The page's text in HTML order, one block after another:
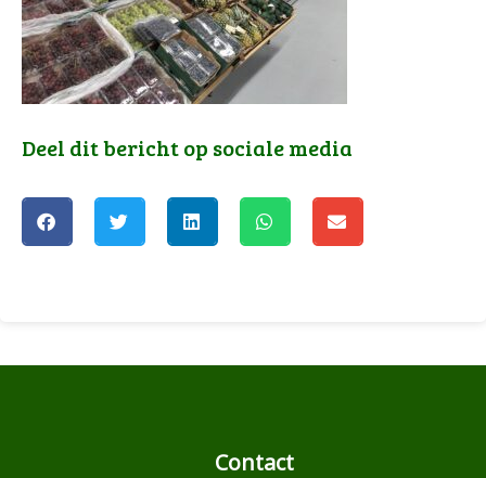
Deel dit bericht op sociale media
Contact